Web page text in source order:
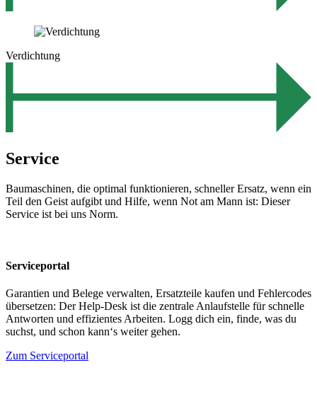
Verdichtung
Service
Baumaschinen, die optimal funktionieren, schneller Ersatz, wenn ein
Teil den Geist aufgibt und Hilfe, wenn Not am Mann ist: Dieser
Service ist bei uns Norm.
Serviceportal
Garantien und Belege verwalten, Ersatzteile kaufen und Fehlercodes
übersetzen: Der Help-Desk ist die zentrale Anlaufstelle für schnelle
Antworten und effizientes Arbeiten. Logg dich ein, finde, was du
suchst, und schon kann‘s weiter gehen.
Zum Serviceportal